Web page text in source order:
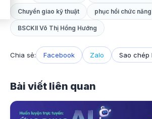
Chuyển giao kỹ thuật phục hồi chức năng
BSCKII Võ Thị Hồng Hướng
Chia sẻ: Facebook Zalo Sao chép
Bài viết liên quan